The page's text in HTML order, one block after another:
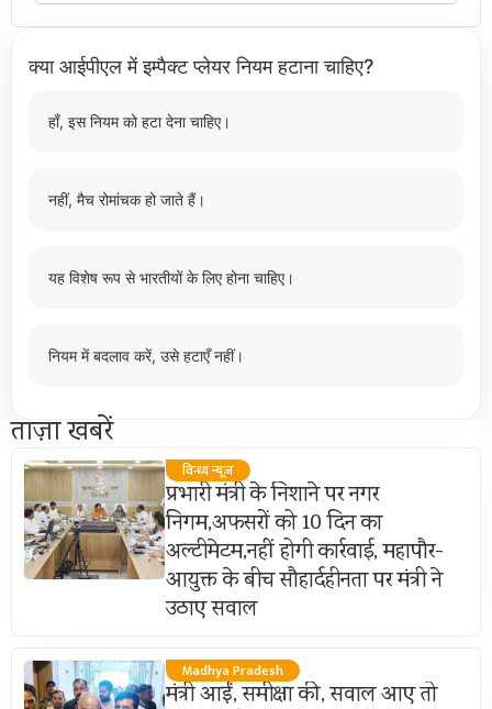
क्या आईपीएल में इम्पैक्ट प्लेयर नियम हटाना चाहिए?
हाँ, इस नियम को हटा देना चाहिए।
नहीं, मैच रोमांचक हो जाते हैं।
यह विशेष रूप से भारतीयों के लिए होना चाहिए।
नियम में बदलाव करें, उसे हटाएँ नहीं।
ताज़ा खबरें
विन्ध्य न्यूज़
प्रभारी मंत्री के निशाने पर नगर
निगम,अफसरों को 10 दिन का
अल्टीमेटम,नहीं होगी कार्रवाई, महापौर-
आयुक्त के बीच सौहार्दहीनता पर मंत्री ने
उठाए सवाल
Madhya Pradesh
मंत्री आईं, समीक्षा की, सवाल आए तो